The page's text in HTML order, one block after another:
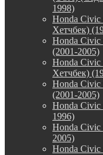
1998)
Honda Civic
Хетчбек)
Honda Civic
(2001-2005)
Honda
Хетчбек)
Honda Civic
(2001-2005)
Honda Civic
1996)
Honda Civic
2005)
Honda Civic